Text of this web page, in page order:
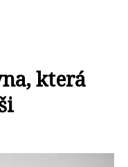
která